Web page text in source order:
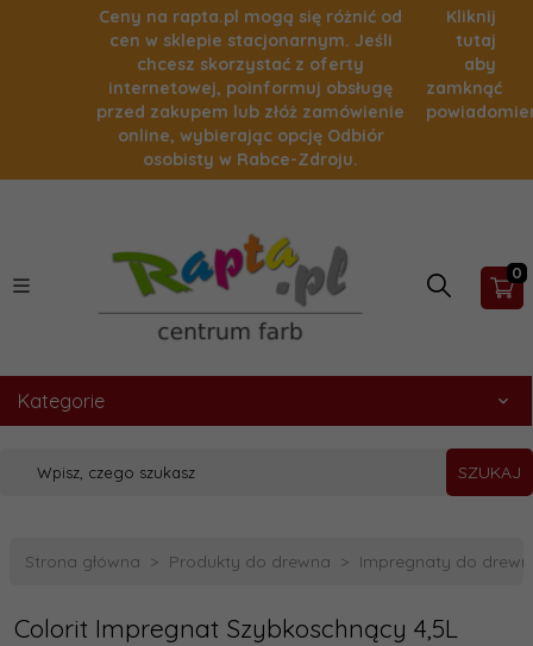
Ceny na rapta.pl mogą się różnić od
cen w sklepie stacjonarnym. Jeśli
chcesz skorzystać z oferty
internetowej, poinformuj obsługę
przed zakupem lub złóż zamówienie
online, wybierając opcję Odbiór
osobisty w Rabce-Zdroju.
Kliknij
tutaj
aby
zamknąć
0
Kategorie
SZUKAJ
Strona główna Produkty do drewna Impregnaty do
Colorit Impregnat Szybkoschnący 4,5L